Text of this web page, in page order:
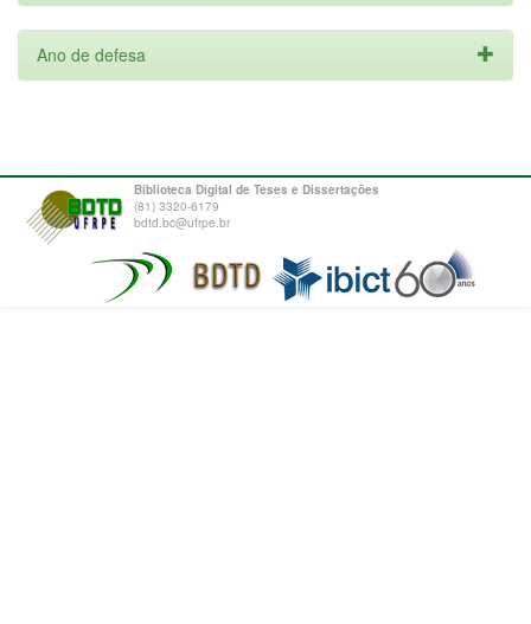
Ano de defesa
Biblioteca Digital de Teses e Dissertações
(81) 3320-6179
bdtd.bc@ufrpe.br